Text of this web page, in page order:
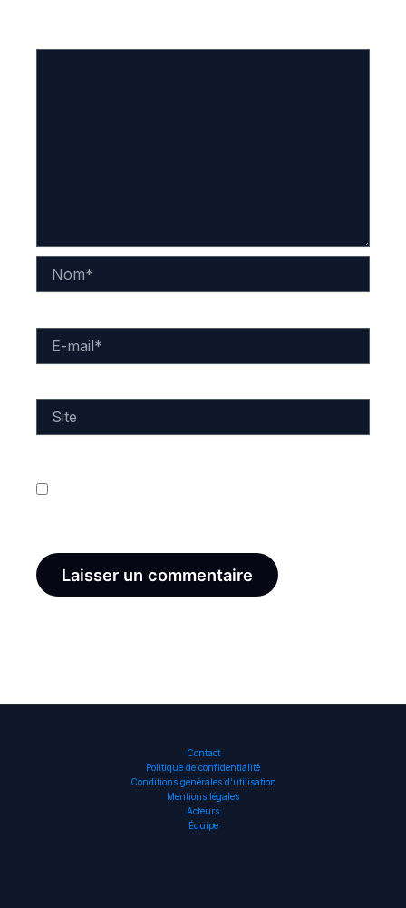
mail*
Contact
Politique de confidentialité
Conditions générales d’utilisation
Mentions légales
Acteurs
Équipe